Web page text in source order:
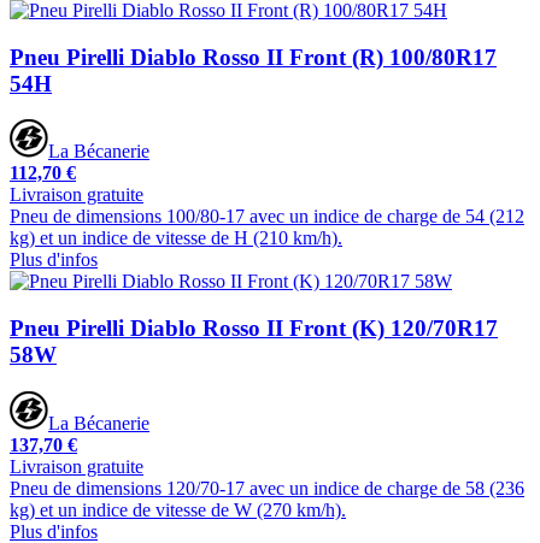
Pneu Pirelli Diablo Rosso II Front (R) 100/80R17
54H
La Bécanerie
112,70 €
Livraison gratuite
Pneu de dimensions 100/80-17 avec un indice de charge de 54 (212
kg) et un indice de vitesse de H (210 km/h).
Plus d'infos
Pneu Pirelli Diablo Rosso II Front (K) 120/70R17
58W
La Bécanerie
137,70 €
Livraison gratuite
Pneu de dimensions 120/70-17 avec un indice de charge de 58 (236
kg) et un indice de vitesse de W (270 km/h).
Plus d'infos